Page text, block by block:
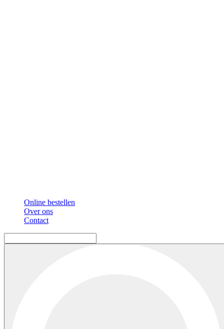
Online bestellen
Over ons
Contact